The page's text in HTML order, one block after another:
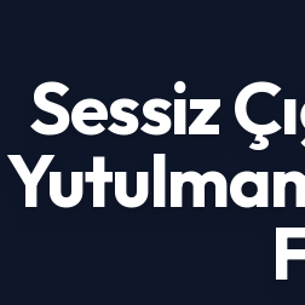
Sessiz